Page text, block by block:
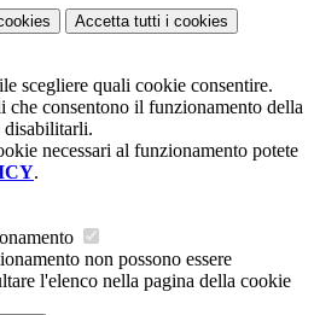
Accetta tutti i cookies
scegliere quali cookie consentire.
che consentono il funzionamento della
disabilitarli.
necessari al funzionamento potete
.
non possono essere
l'elenco nella pagina della cookie